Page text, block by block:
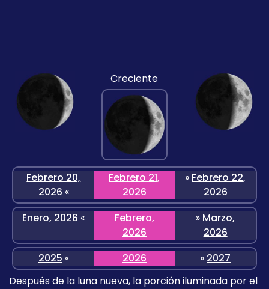
Creciente
Febrero 20,
2026 «
Febrero 21,
2026
» Febrero 22,
2026
Enero, 2026 «
Febrero,
2026
» Marzo,
2026
2025 « 2026 » 2027
Después de la luna nueva, la porción iluminada por el